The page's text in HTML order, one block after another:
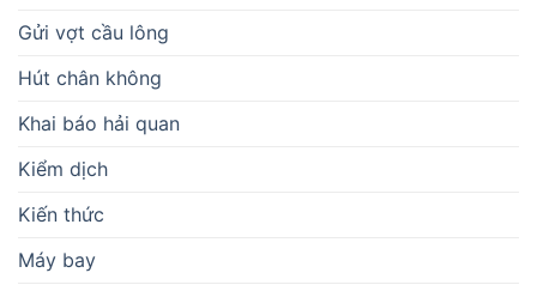
Gửi vợt cầu lông
Hút chân không
Khai báo hải quan
Kiểm dịch
Kiến thức
Máy bay